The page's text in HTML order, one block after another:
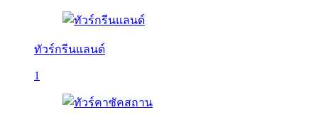
ทัวร์กรีนแลนด์
1